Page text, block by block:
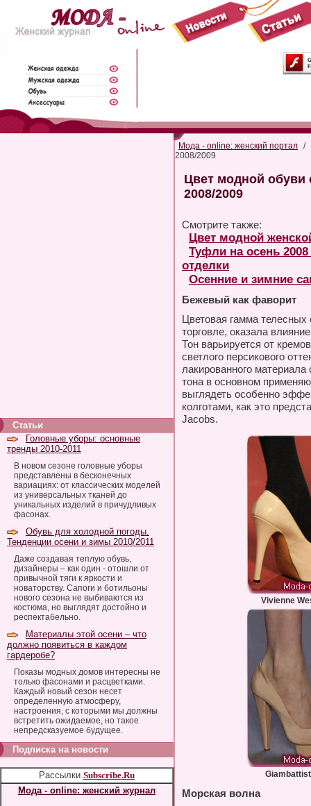
Статьи
Головные уборы: основные
тренды 2010-2011
В новом сезоне головные уборы
представлены в бесконечных
вариациях: от классических моделей
из универсальных тканей до
уникальных изделий в причудливых
фасонах.
Обувь для холодной погоды.
Тенденции осени и зимы 2010/2011
Даже создавая теплую обувь,
дизайнеры – как один - отошли от
привычной тяги к яркости и
новаторству. Сапоги и ботильоны
нового сезона не выбиваются из
костюма, но выглядят достойно и
респектабельно.
Материалы этой осени – что
должно появиться в каждом
гардеробе?
Показы модных домов интересны не
только фасонами и расцветками.
Каждый новый сезон несет
определенную атмосферу,
настроения, с которыми мы должны
встретить ожидаемое, но такое
непредсказуемое будущее.
Подписка на новости
Рассылки Subscribe.Ru
Мода - online: женский журнал
Мода - online: женский портал /
2008/2009
Цвет модной обуви
2008/2009
Смотрите также:
Цвет модной
Туфли на осень
отделки
Осенние и зимние
Бежевый как фаворит
Цветовая гамма телесных
торговле, оказала
Тон варьируется от
светлого персикового
лакированного
тона в основном
выглядеть особенно
колготами, как это
Jacobs.
Vivienne
Морская волна